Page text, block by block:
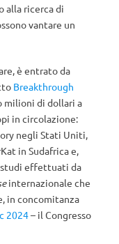
alla ricerca di
vantare un
è entrato da
Breakthrough
milioni di dollari a
in circolazione:
negli Stati Uniti,
in Sudafrica e,
studi effettuati da
internazionale che
in concomitanza
2024– il Congresso